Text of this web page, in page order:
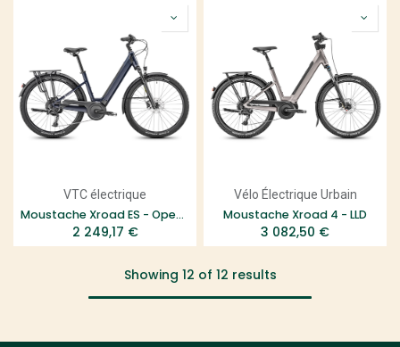
VTC électrique
Moustache Xroad ES - Open - LLD
2 249,17 €
Vélo Électrique Urbain
Moustache Xroad 4 - LLD
3 082,50 €
Showing 12 of 12 results